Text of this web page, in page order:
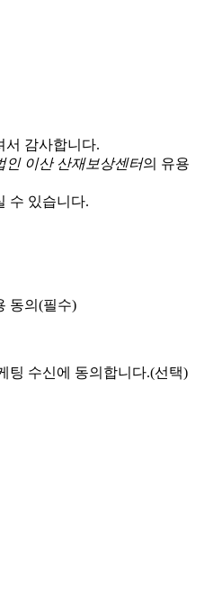
서 감사합니다.
인 이산 산재보상센터의 유용
수 있습니다.
동의(필수)
팅 수신에 동의합니다.(선택)